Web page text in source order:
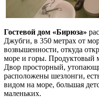
Гостевой дом «Бирюза»
Джубги, в 350 метрах от
возвышенности, откуда
море и горы. Продуктовый
Двор просторный,
расположены шезлонги,
видом на море, большая
маленьких.